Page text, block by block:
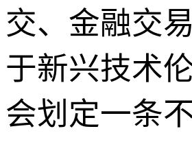
交、金融交
于新兴技术
会划定一条